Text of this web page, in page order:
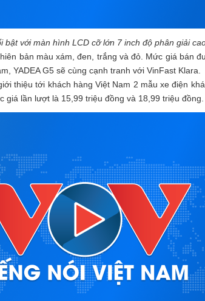
bật với màn hình LCD cỡ lớn 7 inch độ phân giải
bản màu xám, đen, trắng và đỏ. Mức giá bán
YADEA G5 sẽ cùng cạnh tranh với VinFast Klara.
thiệu tới khách hàng Việt Nam 2 mẫu xe điện
giá lần lượt là 15,99 triệu đồng và 18,99 triệu đồng.